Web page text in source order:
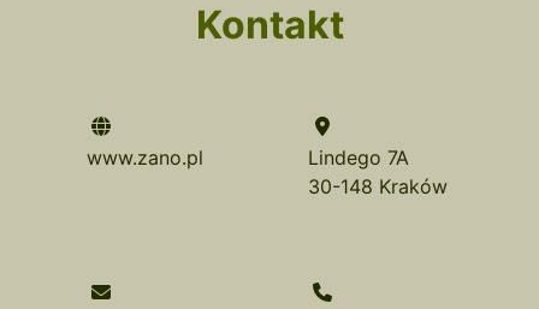
Kontakt
www.zano.pl
Lindego 7A
30-148 Kraków